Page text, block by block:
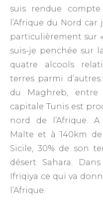
suis rendue
l’Afrique du Nord
particulièrement sur
suis-je penchée sur
quatre alcools
terres parmi
du Maghreb, entre
capitale Tunis est
nord de l’Afrique.
Malte et à 140km
Sicile, 30% de son
désert Sahara.
Ifriqiya ce qui va
l’Afrique.